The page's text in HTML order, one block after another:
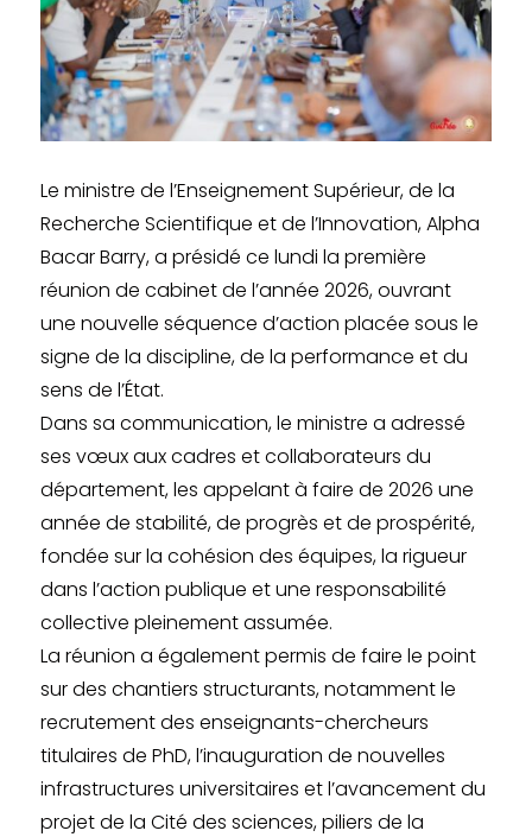
Le ministre de l’Enseignement Supérieur, de la
Recherche Scientifique et de l’Innovation, Alpha
Bacar Barry, a présidé ce lundi la première
réunion de cabinet de l’année 2026, ouvrant
une nouvelle séquence d’action placée sous le
signe de la discipline, de la performance et du
sens de l’État.
Dans sa communication, le ministre a adressé
ses vœux aux cadres et collaborateurs du
département, les appelant à faire de 2026 une
année de stabilité, de progrès et de prospérité,
fondée sur la cohésion des équipes, la rigueur
dans l’action publique et une responsabilité
collective pleinement assumée.
La réunion a également permis de faire le point
sur des chantiers structurants, notamment le
recrutement des enseignants-chercheurs
titulaires de PhD, l’inauguration de nouvelles
infrastructures universitaires et l’avancement du
projet de la Cité des sciences, piliers de la